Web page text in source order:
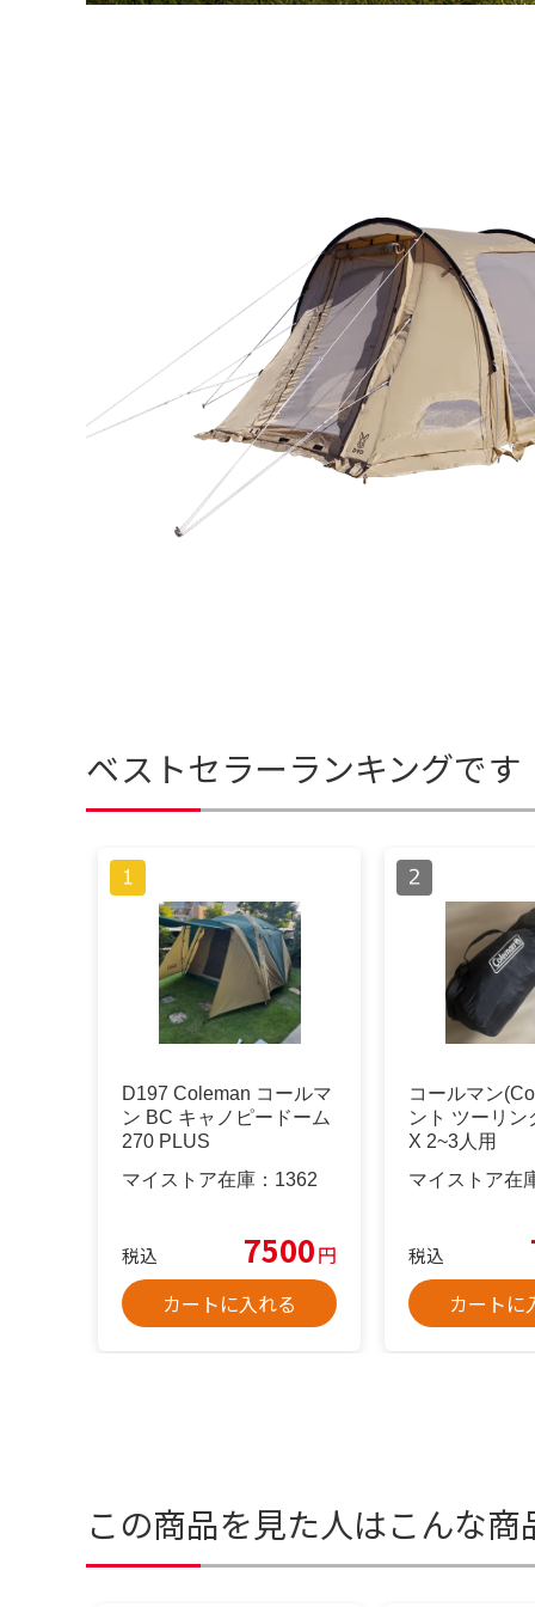
ベストセラーランキングです
D197 Coleman コールマ
ン BC キャノピードーム
270 PLUS
マイストア在庫： 1362
税込 7500円
カートに入れる
コールマン
ント ツーリン
X 2~3人用
マイストア在
税込
カートに
この商品を見た人はこんな